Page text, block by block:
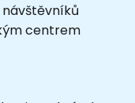
centrem